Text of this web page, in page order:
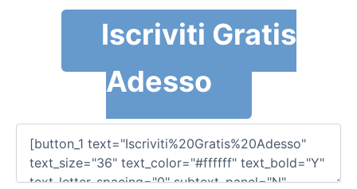
Iscriviti Gratis
Adesso